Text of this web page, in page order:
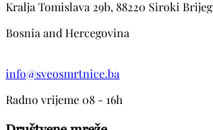
Kralja Tomislava 29b, 88220 Siroki Brijeg
Bosnia and Hercegovina
info@sveosmrtnice.ba
Radno vrijeme 08 - 16h